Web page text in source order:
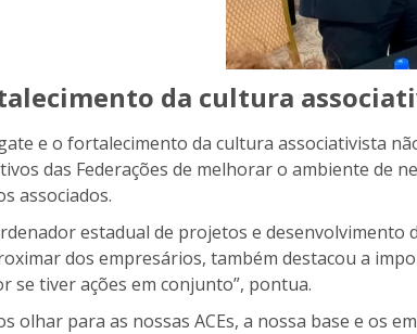
da cultura
e o fortalecimento da cultura associativista
das Federações de melhorar o ambiente de
associados.
estadual de projetos e desenvolvimento
dos empresários, também destacou a
se tiver ações em conjunto”, pontua.
olhar para as nossas ACEs, a nossa base e os